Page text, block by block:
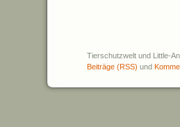
Tierschutzwelt und Little-
Beiträge (RSS) und